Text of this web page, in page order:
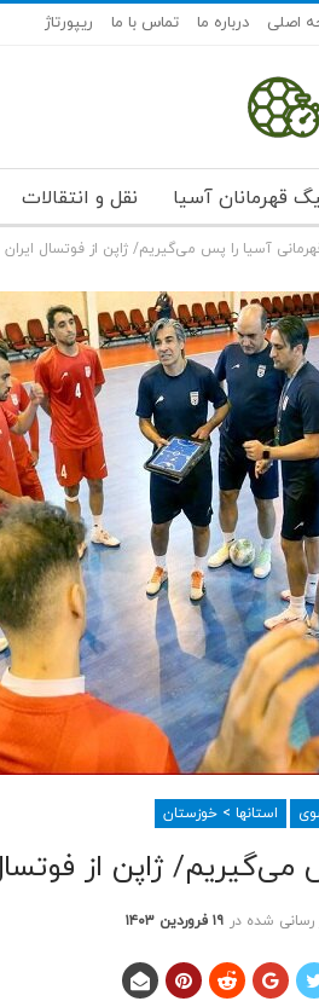
اصلی درباره ما تماس با ما ریپورتاژ
قهرمانان آسیا نقل و انتقالات
آسیا را پس می‌گیریم/ ژاپن از فوتسال
استانها > خوزستان
می‌گیریم/ ژاپن از
رسانی شده در ۱۹ فروردین ۱۴۰۳